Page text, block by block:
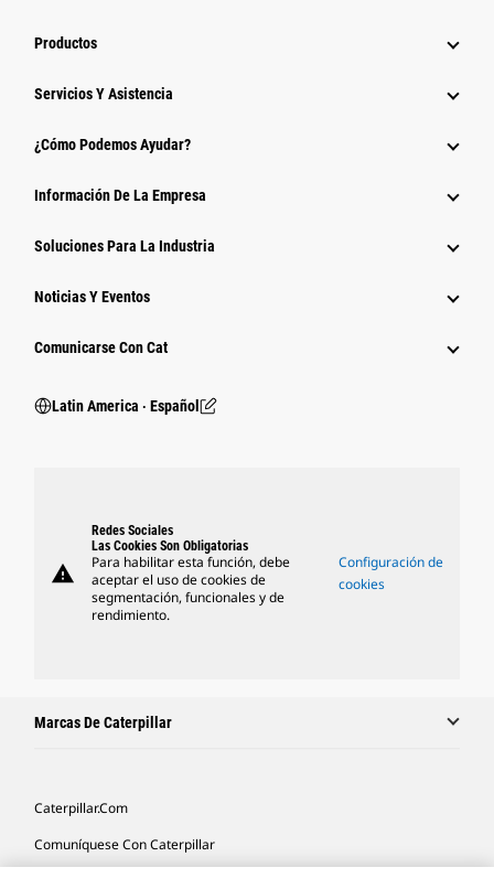
Productos
Servicios Y Asistencia
¿Cómo Podemos Ayudar?
Información De La Empresa
Soluciones Para La Industria
Noticias Y Eventos
Comunicarse Con Cat
Latin America ‧ Español
warning
Redes Sociales
Las Cookies Son Obligatorias
Para habilitar esta función, debe
aceptar el uso de cookies de
segmentación, funcionales y de
rendimiento.
Configuración de
cookies
Marcas De Caterpillar
Caterpillar.com
Comuníquese Con Caterpillar